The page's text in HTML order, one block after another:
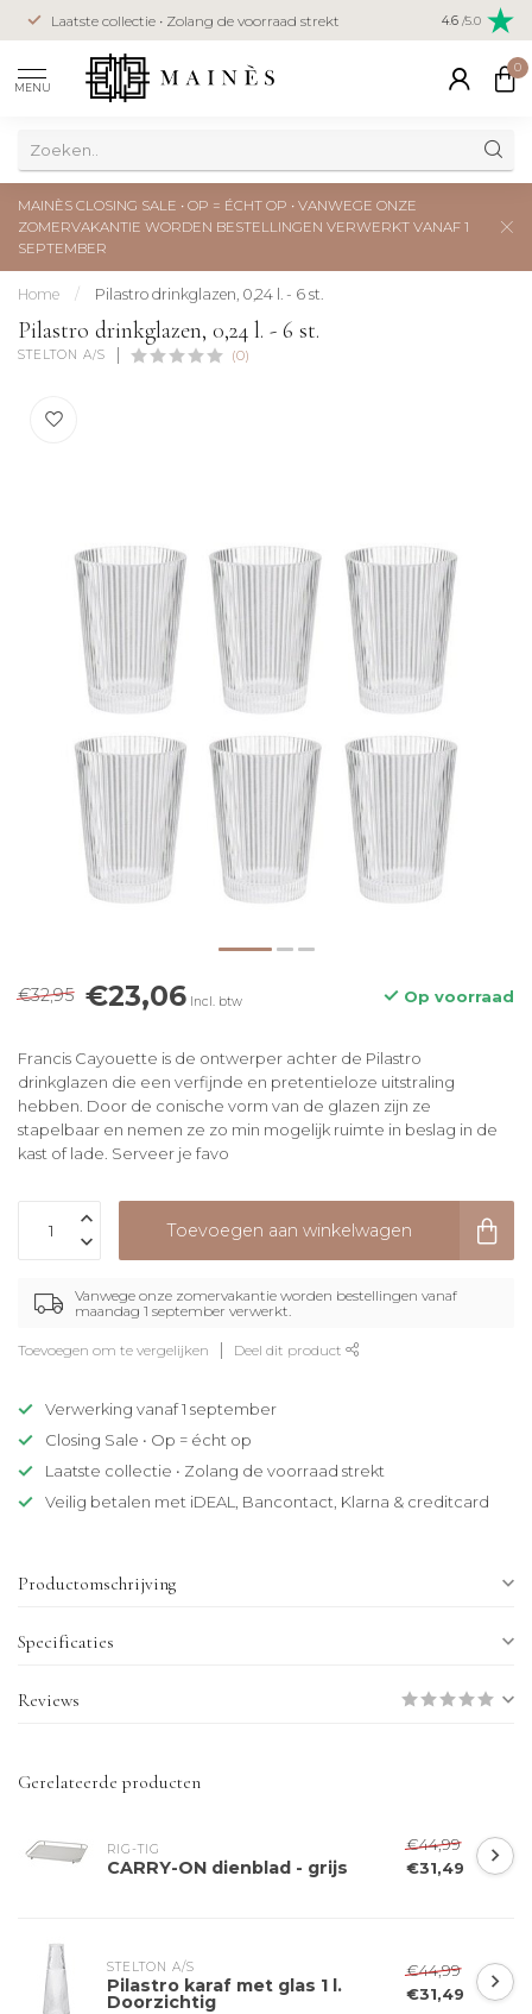
Laatste collectie • Zolang de voorraad strekt Veilig
creditcard
4.6 /5.0
MENU
0
MAINÈS CLOSING SALE • OP = ÉCHT OP • VANWEGE ONZE
ZOMERVAKANTIE WORDEN BESTELLINGEN VERWERKT VANAF 1
SEPTEMBER
Home / Pilastro drinkglazen, 0,24 l. - 6 st.
Pilastro drinkglazen, 0,24 l. - 6 st.
STELTON A/S (0)
€32,95 €23,06 Incl. btw Op voorraad
Francis Cayouette is de ontwerper achter de Pilastro
drinkglazen die een verfijnde en pretentieloze uitstraling
hebben. Door de conische vorm van de glazen zijn ze
stapelbaar en nemen ze zo min mogelijk ruimte in beslag in de
kast of lade. Serveer je favo
Toevoegen aan winkelwagen
Vanwege onze zomervakantie worden bestellingen vanaf
maandag 1 september verwerkt.
Toevoegen om te vergelijken Deel dit product
Verwerking vanaf 1 september
Closing Sale • Op = écht op
Laatste collectie • Zolang de voorraad strekt
Veilig betalen met iDEAL, Bancontact, Klarna & creditcard
Productomschrijving
Specificaties
Reviews
Gerelateerde producten
RIG-TIG
CARRY-ON dienblad - grijs
€44,99
€31,49
STELTON A/S
Pilastro karaf met glas 1 l.
Doorzichtig
€44,99
€31,49